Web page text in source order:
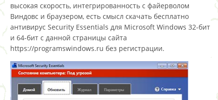
высокая скорость, интегрированность с файерволом
Виндовс и браузером, есть смысл скачать бесплатно
антивирус Security Essentials для Microsoft Windows 32-бит
и 64-бит с данной страницы сайта
https://programswindows.ru без регистрации.